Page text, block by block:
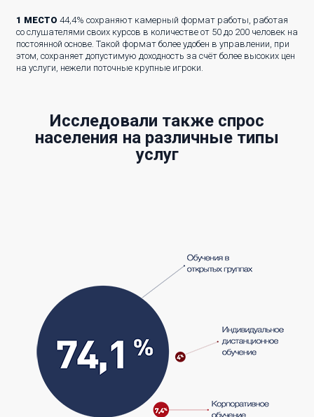
1 МЕСТО 44,4% сохраняют камерный формат работы, работая
со слушателями своих курсов в количестве от 50 до 200 человек на
постоянной основе. Такой формат более удобен в управлении, при
этом, сохраняет допустимую доходность за счёт более высоких цен
на услуги, нежели поточные крупные игроки.
Исследовали также спрос
населения на различные типы
услуг